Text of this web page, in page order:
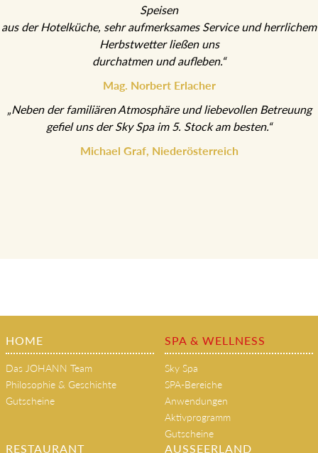
Speisen
aus der Hotelküche, sehr aufmerksames Service und herrlichem
Herbstwetter ließen uns
durchatmen und aufleben.“
Mag. Norbert Erlacher
„Neben der familiären Atmosphäre und liebevollen Betreuung
gefiel uns der Sky Spa im 5. Stock am besten.“
Michael Graf, Niederösterreich
HOME
Das JOHANN Team
Philosophie & Geschichte
Gutscheine
SPA & WELLNESS
Sky Spa
SPA-Bereiche
Anwendungen
Aktivprogramm
Gutscheine
RESTAURANT AUSSEERLAND